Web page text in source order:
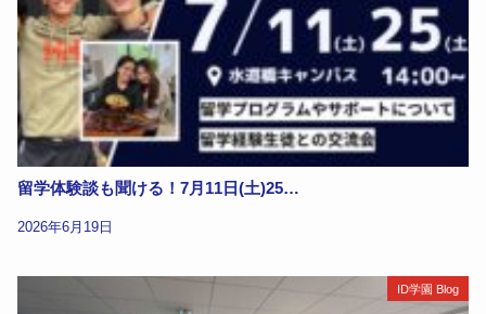
留学体験談も聞ける！7月11日(土)25…
2026年6月19日
ID学園 Blog